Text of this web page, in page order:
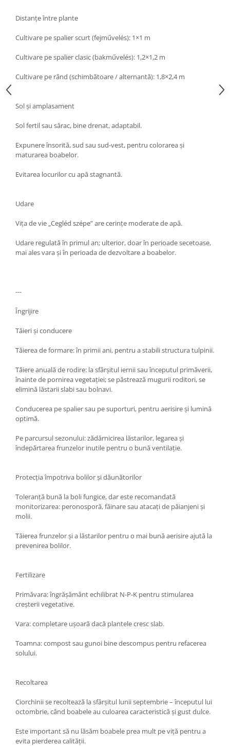
Distanțe între plante
Cultivare pe spalier scurt (fejművelés): 1×1 m
Cultivare pe spalier clasic (bakművelés): 1,2×1,2 m
Cultivare pe rând (schimbătoare / alternantă): 1,8×2,4 m
Sol și amplasament
Sol fertil sau sărac, bine drenat, adaptabil.
Expunere însorită, sud sau sud-vest, pentru colorarea și
maturarea boabelor.
Evitarea locurilor cu apă stagnantă.
Udare
Vița de vie „Cegléd szépe” are cerințe moderate de apă.
Udare regulată în primul an; ulterior, doar în perioade secetoase,
mai ales vara și în perioada de dezvoltare a boabelor.
---
Îngrijire
Tăieri și conducere
Tăierea de formare: în primii ani, pentru a stabili structura tulpinii.
Tăiere anuală de rodire: la sfârșitul iernii sau începutul primăverii,
înainte de pornirea vegetației; se păstrează mugurii roditori, se
elimină lăstarii slabi sau bolnavi.
Conducerea pe spalier sau pe suporturi, pentru aerisire și lumină
optimă.
Pe parcursul sezonului: zădărnicirea lăstarilor, legarea și
îndepărtarea frunzelor inutile pentru o bună ventilație.
Protecția împotriva bolilor și dăunătorilor
Toleranță bună la boli fungice, dar este recomandată
monitorizarea: peronosporă, făinare sau atacați de păianjeni și
molii.
Tăierea frunzelor și a lăstarilor pentru o mai bună aerisire ajută la
prevenirea bolilor.
Fertilizare
Primăvara: îngrășământ echilibrat N-P-K pentru stimularea
creșterii vegetative.
Vara: completare ușoară dacă plantele cresc slab.
Toamna: compost sau gunoi bine descompus pentru refacerea
solului.
Recoltarea
Ciorchinii se recoltează la sfârșitul lunii septembrie – începutul lui
octombrie, când boabele au culoarea caracteristică și gust dulce.
Este important să nu lăsăm boabele prea mult pe viță pentru a
evita pierderea calității.